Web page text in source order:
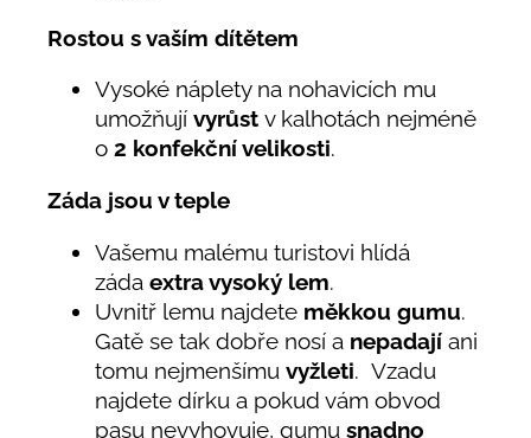
Rostou s vaším dítětem
Vysoké náplety na nohavicích mu
umožňují vyrůst v kalhotách nejméně
o 2 konfekční velikosti.
Záda jsou v teple
Vašemu malému turistovi hlídá
záda extra vysoký lem.
Uvnitř lemu najdete měkkou gumu.
Gatě se tak dobře nosí a nepadají ani
tomu nejmenšímu vyžleti. Vzadu
najdete dírku a pokud vám obvod
pasu nevyhovuje, gumu snadno